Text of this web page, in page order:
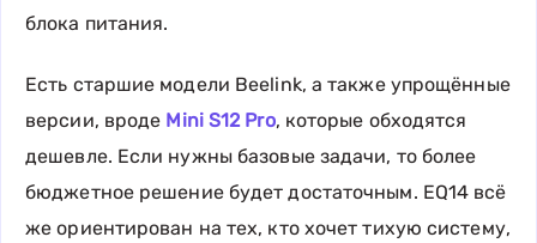
блока питания.
Есть старшие модели Beelink, а также упрощённые
версии, вроде Mini S12 Pro, которые обходятся
дешевле. Если нужны базовые задачи, то более
бюджетное решение будет достаточным. EQ14 всё
же ориентирован на тех, кто хочет тихую систему,